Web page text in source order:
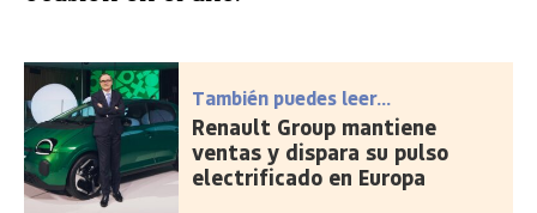
También puedes leer...
Renault Group mantiene
ventas y dispara su pulso
electrificado en Europa